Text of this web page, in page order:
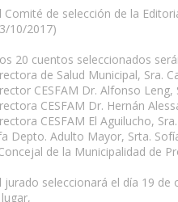
Comité de selección de la
10/2017)
20 cuentos seleccionados
de Salud Municipal, Sra.
CESFAM Dr. Alfonso Leng,
CESFAM Dr. Hernán
CESFAM El Aguilucho,
Depto. Adulto Mayor, Srta.
de la Municipalidad de
jurado seleccionará el día 19
lugar,